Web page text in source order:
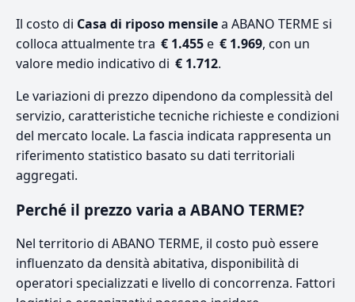
Il costo di Casa di riposo mensilea ABANO TERME si
colloca attualmente tra € 1.455e € 1.969, con un
valore medio indicativo di € 1.712.
Le variazioni di prezzo dipendono da complessità del
servizio, caratteristiche tecniche richieste e condizioni
del mercato locale. La fascia indicata rappresenta un
riferimento statistico basato su dati territoriali
aggregati.
Perché il prezzo varia a ABANO TERME?
Nel territorio di ABANO TERME, il costo può essere
influenzato da densità abitativa, disponibilità di
operatori specializzati e livello di concorrenza. Fattori